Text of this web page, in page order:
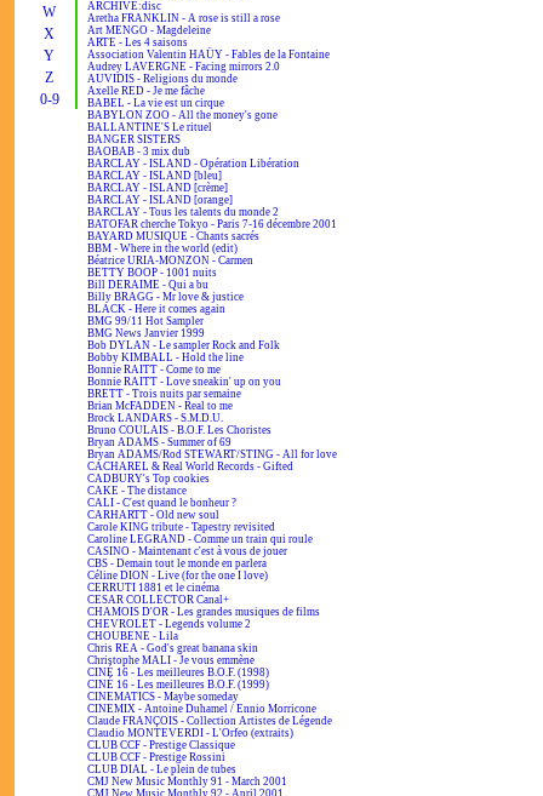
W
X
Y
Z
0-9
ARCHIVE:disc
Aretha FRANKLIN - A rose is still a rose
Art MENGO - Magdeleine
ARTE - Les 4 saisons
Association Valentin HAÜY - Fables de la Fontaine
Audrey LAVERGNE - Facing mirrors 2.0
AUVIDIS - Religions du monde
Axelle RED - Je me fâche
BABEL - La vie est un cirque
BABYLON ZOO - All the money's gone
BALLANTINE'S Le rituel
BANGER SISTERS
BAOBAB - 3 mix dub
BARCLAY - ISLAND - Opération Libération
BARCLAY - ISLAND [bleu]
BARCLAY - ISLAND [crème]
BARCLAY - ISLAND [orange]
BARCLAY - Tous les talents du monde 2
BATOFAR cherche Tokyo - Paris 7-16 décembre 2001
BAYARD MUSIQUE - Chants sacrés
BBM - Where in the world (edit)
Béatrice URIA-MONZON - Carmen
BETTY BOOP - 1001 nuits
Bill DERAIME - Qui a bu
Billy BRAGG - Mr love & justice
BLACK - Here it comes again
BMG 99/11 Hot Sampler
BMG News Janvier 1999
Bob DYLAN - Le sampler Rock and Folk
Bobby KIMBALL - Hold the line
Bonnie RAITT - Come to me
Bonnie RAITT - Love sneakin' up on you
BRETT - Trois nuits par semaine
Brian McFADDEN - Real to me
Brock LANDARS - S.M.D.U.
Bruno COULAIS - B.O.F. Les Choristes
Bryan ADAMS - Summer of 69
Bryan ADAMS/Rod STEWART/STING - All for love
CACHAREL & Real World Records - Gifted
CADBURY's Top cookies
CAKE - The distance
CALI - C'est quand le bonheur ?
CARHARTT - Old new soul
Carole KING tribute - Tapestry revisited
Caroline LEGRAND - Comme un train qui roule
CASINO - Maintenant c'est à vous de jouer
CBS - Demain tout le monde en parlera
Céline DION - Live (for the one I love)
CERRUTI 1881 et le cinéma
CESAR COLLECTOR Canal+
CHAMOIS D'OR - Les grandes musiques de films
CHEVROLET - Legends volume 2
CHOUBENE - Lila
Chris REA - God's great banana skin
Christophe MALI - Je vous emmène
CINÉ 16 - Les meilleures B.O.F. (1998)
CINÉ 16 - Les meilleures B.O.F. (1999)
CINEMATICS - Maybe someday
CINEMIX - Antoine Duhamel / Ennio Morricone
Claude FRANÇOIS - Collection Artistes de Légende
Claudio MONTEVERDI - L'Orfeo (extraits)
CLUB CCF - Prestige Classique
CLUB CCF - Prestige Rossini
CLUB DIAL - Le plein de tubes
CMJ New Music Monthly 91 - March 2001
CMJ New Music Monthly 92 - April 2001